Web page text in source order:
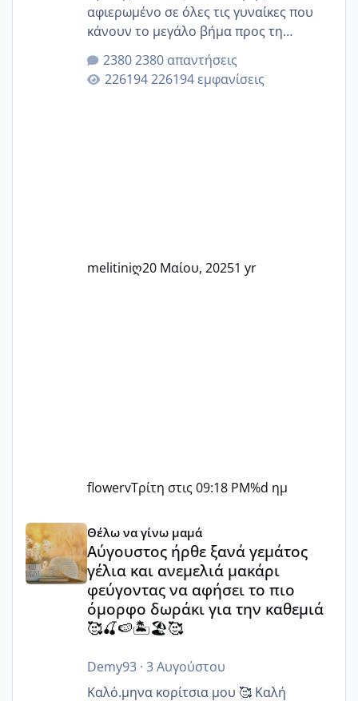
αφιερωμένο σε όλες τις γυναίκες που
κάνουν το μεγάλο βήμα προς τη
μητρότητα μέσω εξωσωματικής το 2025.
Εδώ θα μοιραστούμε αγωνίες, χαρές,
εμπειρίες και κάθε μικρή ή μεγάλη
2380 απαντήσεις
226194 εμφανίσεις
melitiniღ20 Μαίου, 20251 yr
flowervΤρίτη στις 09:18 PM%d ημ
Αύγουστος ήρθε ξανά γεμάτος γέλια και ανεμελιά
Θέλω να γίνω μαμά
Αύγουστος ήρθε ξανά γεμάτος
γέλια και ανεμελιά μακάρι
φεύγοντας να αφήσει το πιο
όμορφο δωράκι για την καθεμιά
🥰🍒🍉🏝️🏖️🥰
Demy93· 3 Αυγούστου
Καλό.μηνα κορίτσια μου 🥰 Καλή